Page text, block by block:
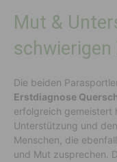
Mut &
schwierigen
Die beiden
Erstdiagnose
erfolgreich gemeistert
Unterstützung und
Menschen, die
und Mut zusprechen.